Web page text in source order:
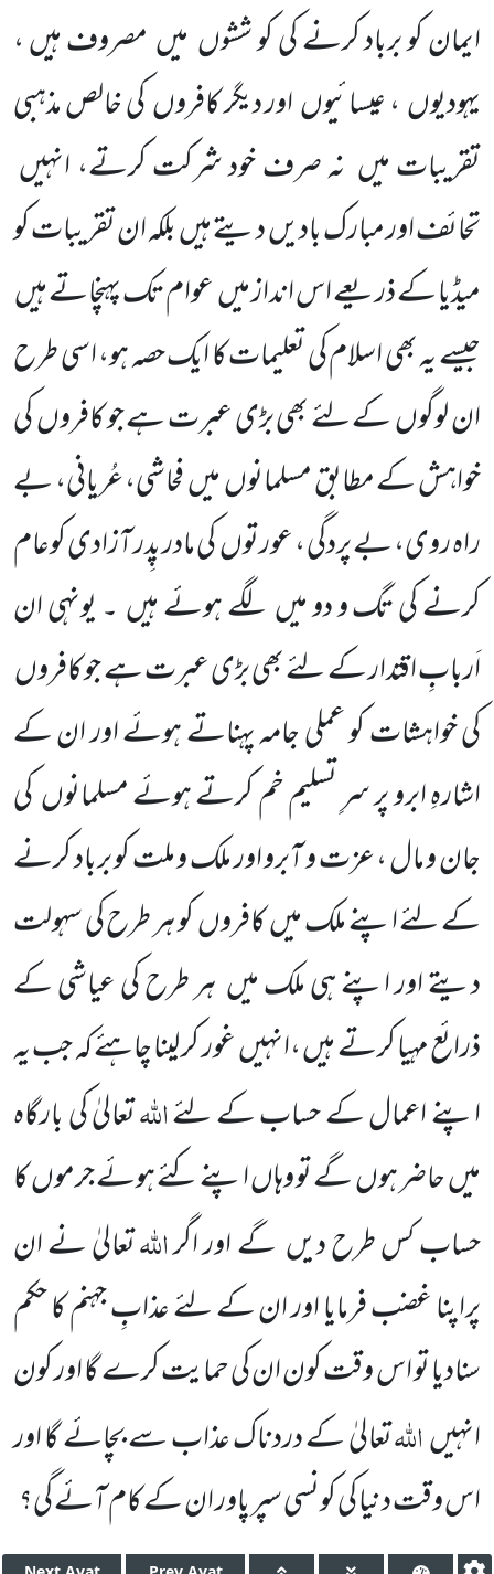
ایمان کو برباد کرنے کی کو ششوں میںمصروف ہیں ،
یہودیوں، عیسائیوںاور دیگر کافروںکی خالص مذہبی
تقریبات میں نہ صرف خود شرکت کرتے، انہیں
تحائف اور مبارک بادیںدیتے ہیںبلکہ ان تقریبات کو
میڈیا کے ذریعے اس انداز میںعوام تک پہنچاتے ہیں
جیسے یہ بھی اسلام کی تعلیمات کا ایک حصہ ہو، اسی طرح
ان لوگوںکے لئے بھی بڑی عبرت ہے جو کافروںکی
خواہش کے مطابق مسلمانوںمیںفحاشی، عُریانی، بے
راہ روی، بے پردگی ، عورتوںکی مادر پِدر آزادی کوعام
کرنے کی تگ و دو میںلگے ہوئے ہیں ۔ یونہی ان
اَربابِ اقتدار کے لئے بھی بڑی عبرت ہے جو کافروں
کی خواہشات کو عملی جامہ پہناتے ہوئے اور ان کے
اشارہِ ابرو پر سرِ تسلیم خم کرتے ہوئے مسلمانوںکی
جان و مال ، عزتو آبرو اور ملک و ملت کو برباد کرنے
کے لئے اپنے ملک میںکافروںکو ہر طرح کی سہولت
دیتے اور اپنے ہی ملک میں ہر طرحکی عیاشی کے
ذرائع مہیا کرتے ہیں ،انہیںغور کر لینا چاہئے کہ جب یہ
اپنے اعمال کے حساب کے لئےاللّٰہتعالیٰ کی بارگاہ
میںحاضر ہوںگے تو وہاں اپنے کئے ہوئے جرموںکا
حساب کسطرح دیں گے اور اگراللّٰہتعالیٰ نے ان
پراپنا غضب فرمایا اور ان کے لئے عذابِ جہنم کا حکم
سنادیا تو اس وقت کون ان کی حمایت کرے گا اور کون
انہیںاللّٰہتعالیٰ کے دردناک عذاب سے بچائے گا اور
اس وقت دنیا کی کونسی سپر پاور ان کے کام آئے گی؟